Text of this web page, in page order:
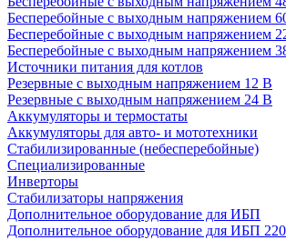
Бесперебойные с выходным напряжением
Бесперебойные с выходным напряжением
Бесперебойные с выходным напряжением
Источники питания для котлов
Резервные с выходным напряжением 12 В
Резервные с выходным напряжением 24 В
Аккумуляторы и термостаты
Аккумуляторы для авто- и мототехники
Стабилизированные (небесперебойные)
Специализированные
Инверторы
Стабилизаторы напряжения
Дополнительное оборудование для ИБП
Дополнительное оборудование для ИБП